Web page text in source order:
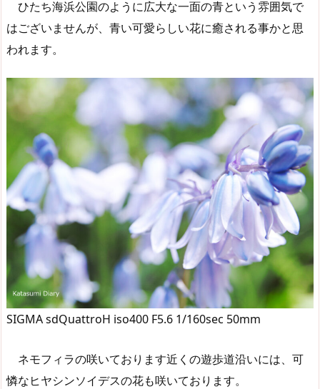
ひたち海浜公園のように広大な一面の青という雰囲気で
はございませんが、青い可愛らしい花に癒される事かと思
われます。
SIGMA sdQuattroH iso400 F5.6 1/160sec 50mm
ネモフィラの咲いております近くの遊歩道沿いには、可
憐なヒヤシンソイデスの花も咲いております。